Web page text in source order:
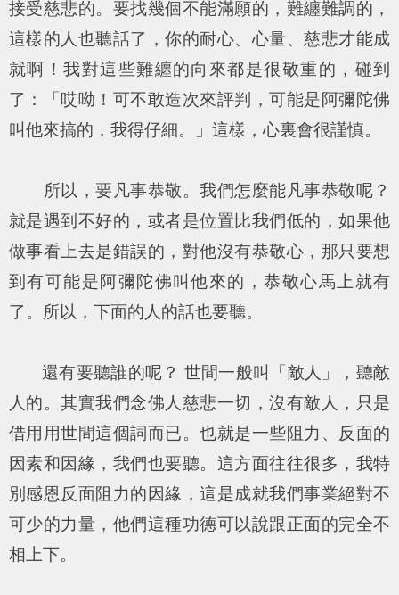
接受慈悲的。要找幾個不能滿願的，難纏難調的，
這樣的人也聽話了，你的耐心、心量、慈悲才能成
就啊！我對這些難纏的向來都是很敬重的，碰到
了：「哎呦！可不敢造次來評判，可能是阿彌陀佛
叫他來搞的，我得仔細。」這樣，心裏會很謹慎。
所以，要凡事恭敬。我們怎麼能凡事恭敬呢？
就是遇到不好的，或者是位置比我們低的，如果他
做事看上去是錯誤的，對他沒有恭敬心，那只要想
到有可能是阿彌陀佛叫他來的，恭敬心馬上就有
了。所以，下面的人的話也要聽。
還有要聽誰的呢？ 世間一般叫「敵人」，聽敵
人的。其實我們念佛人慈悲一切，沒有敵人，只是
借用用世間這個詞而已。也就是一些阻力、反面的
因素和因緣，我們也要聽。這方面往往很多，我特
別感恩反面阻力的因緣，這是成就我們事業絕對不
可少的力量，他們這種功德可以說跟正面的完全不
相上下。